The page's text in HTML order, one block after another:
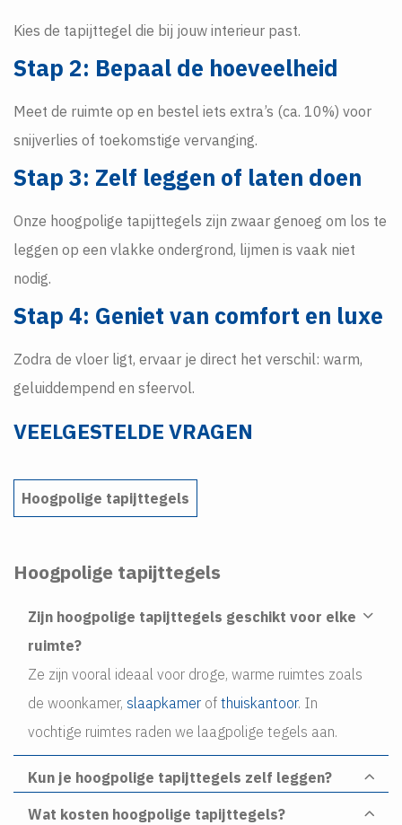
Kies de tapijttegel die bij jouw interieur past.
Stap 2: Bepaal de hoeveelheid
Meet de ruimte op en bestel iets extra’s (ca. 10%) voor
snijverlies of toekomstige vervanging.
Stap 3: Zelf leggen of laten doen
Onze hoogpolige tapijttegels zijn zwaar genoeg om los te
leggen op een vlakke ondergrond, lijmen is vaak niet
nodig.
Stap 4: Geniet van comfort en luxe
Zodra de vloer ligt, ervaar je direct het verschil: warm,
geluiddempend en sfeervol.
VEELGESTELDE VRAGEN
Hoogpolige tapijttegels
Hoogpolige tapijttegels
Zijn hoogpolige tapijttegels geschikt voor elke
ruimte?
Ze zijn vooral ideaal voor droge, warme ruimtes zoals
de woonkamer, slaapkamer of thuiskantoor. In
vochtige ruimtes raden we laagpolige tegels aan.
Kun je hoogpolige tapijttegels zelf leggen?
Wat kosten hoogpolige tapijttegels?